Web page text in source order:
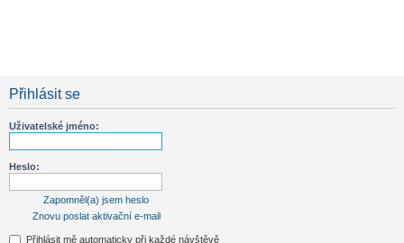
Přihlásit se
Uživatelské jméno:
Heslo:
Zapomněl(a) jsem heslo
Znovu poslat aktivační e-mail
Přihlásit mě automaticky při každé návštěvě